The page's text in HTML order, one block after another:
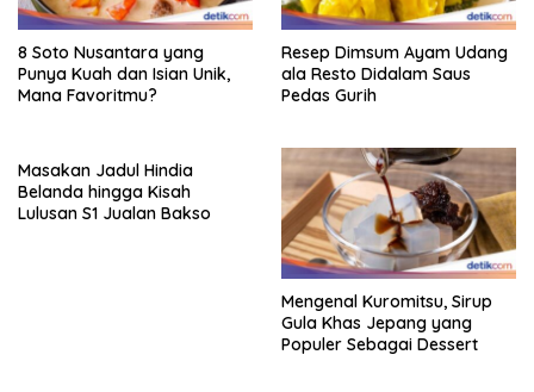
8 Soto Nusantara yang
Punya Kuah dan Isian Unik,
Mana Favoritmu?
Resep Dimsum Ayam Udang
ala Resto Didalam Saus
Pedas Gurih
Masakan Jadul Hindia
Belanda hingga Kisah
Lulusan S1 Jualan Bakso
Mengenal Kuromitsu, Sirup
Gula Khas Jepang yang
Populer Sebagai Dessert